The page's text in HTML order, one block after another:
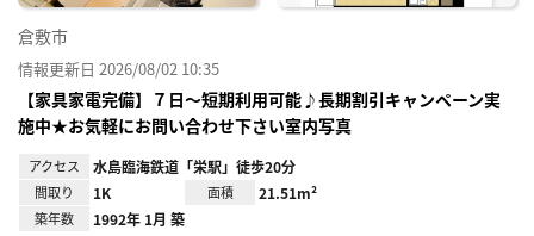
倉敷市
情報更新日 2026/08/02 10:35
【家具家電完備】７日～短期利用可能♪長期割引キャンペーン実
施中★お気軽にお問い合わせ下さい室内写真
アクセス 水島臨海鉄道「栄駅」徒歩20分
間取り 1K 面積 21.51m²
築年数 1992年 1月 築